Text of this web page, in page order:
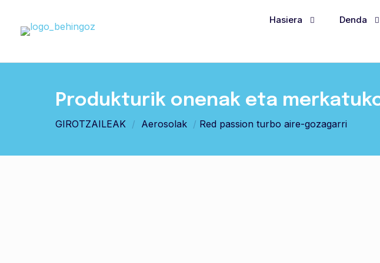
Hasiera Denda
Produkturik onenak eta
GIROTZAILEAK / Aerosolak / Red passion turbo aire-gozagarri